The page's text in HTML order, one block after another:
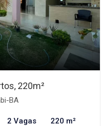
220m²
BA
2 Vagas 220 m²